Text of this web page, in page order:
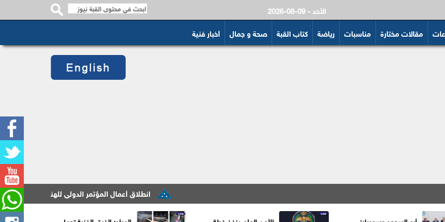
2026-08-09 - الأحد
مقالات مختارة مناسبات رياضة كتاب القبة صحة و جمال أخبار فنية
انطلاق أعمال المؤتمر الدولي للهندسة والابتكار